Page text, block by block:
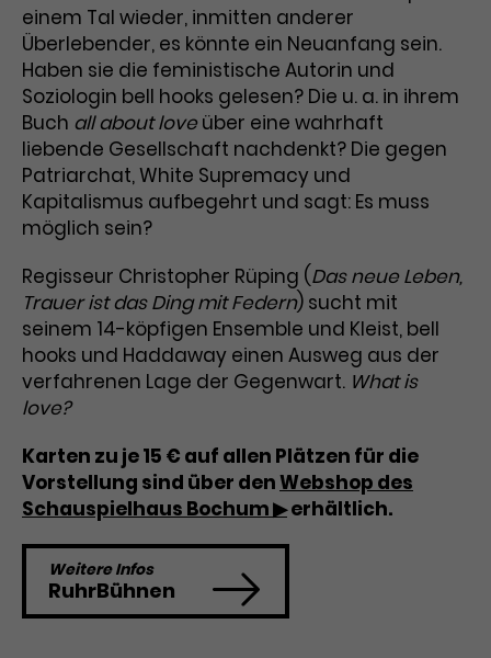
Seiten.
Name _gat_UA-63561367-1
Anbieter Google Analytics
Laufzeit 1 Minute
Zweck
gesetztes Cookie. Bestimmte
Daten werden nur maximal einmal
pro Minute an Google Analytics
gesendet. Solange es gesetzt ist,
werden bestimmte
Datenübertragungen
Name _gcl_dc
Anbieter Google / DoubleClick
Laufzeit 3 Monate
Dieses Cookie wird verwendet, um
Remarketing-Funktionen
bereitzustellen.
Name
Anbieter Google / DoubleClick
Laufzeit 1 Jahr
Zweck
Dieses Cookie dient der Anzeige
personalisierter Werbung und
misst die Wirksamkeit von
Werbekampagnen über
einem Tal wieder, inmitten anderer
Überlebender, es könnte ein Neuanfang sein.
Haben sie die feministische Autorin und
Soziologin bell hooks gelesen? Die u. a. in ihrem
Buch all about loveüber eine wahrhaft
liebende Gesellschaft nachdenkt? Die gegen
Patriarchat, White Supremacy und
Kapitalismus aufbegehrt und sagt: Es muss
möglich sein?
Regisseur Christopher Rüping (Das neue Leben,
Trauer ist das Ding mit Federn) sucht mit
seinem 14-köpfigen Ensemble und Kleist, bell
hooks und Haddaway einen Ausweg aus der
verfahrenen Lage der Gegenwart. What is
love?
Karten zu je 15 € auf allen Plätzen für die
Vorstellung sind über denWebshop des
Schauspielhaus Bochum ▶erhältlich.
Weitere Infos
RuhrBühnen